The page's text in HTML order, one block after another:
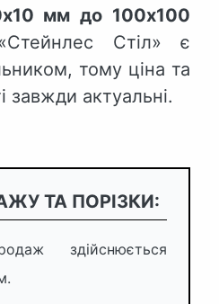
мм до 100х100
Стіл» є
тому ціна та
завжди актуальні.
ТА ПОРІЗКИ:
здійснюється